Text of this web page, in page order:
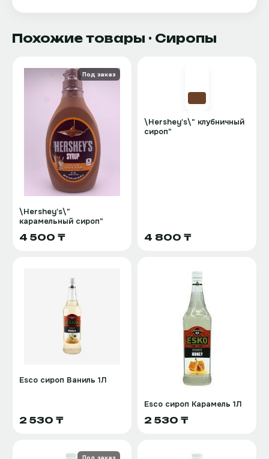
Похожие товары · Сиропы
Под заказ
\Hershey's\"
карамельный сироп"
4 500 ₸
\Hershey's\" клубничный
сироп"
4 800 ₸
Esco сироп Ваниль 1Л
2 530 ₸
Esco сироп Карамель 1Л
2 530 ₸